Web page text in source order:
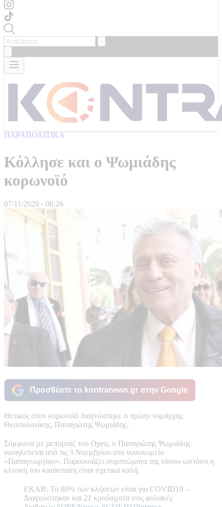
ΠΑΡΑΠΟΛΙΤΙΚΑ
Κόλλησε και ο Ψωμιάδης
κορωνοϊό
07/11/2020 - 08:26
Προσθέστε το kontranews.gr στην Google
Θετικός στον κορωνοϊό διαγνώστηκε ο πρώην νομάρχης
Θεσσαλονίκης, Παναγιώτης Ψωμιάδης.
Σύμφωνα με ρεπορτάζ του Open, ο Παναγιώτης Ψωμιάδης
νοσηλεύεται από τις 3 Νοεμβρίου στο νοσοκομείο
«Παπαγεωργίου». Παρουσιάζει συμπτώματα της νόσου ωστόσο η
κλινική του κατάσταση είναι σχετικά καλή.
ΕΚΑΒ: Το 80% των κλήσεων είναι για COVID19 –
Διαγνώστηκαν και 21 κρούσματα στις φυλακές